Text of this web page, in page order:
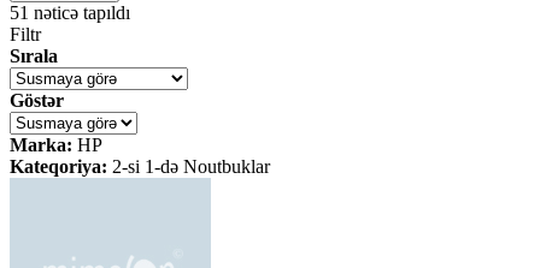
51 nəticə tapıldı
Filtr
Sırala
Göstər
Marka: HP
Kateqoriya: 2-si 1-də Noutbuklar